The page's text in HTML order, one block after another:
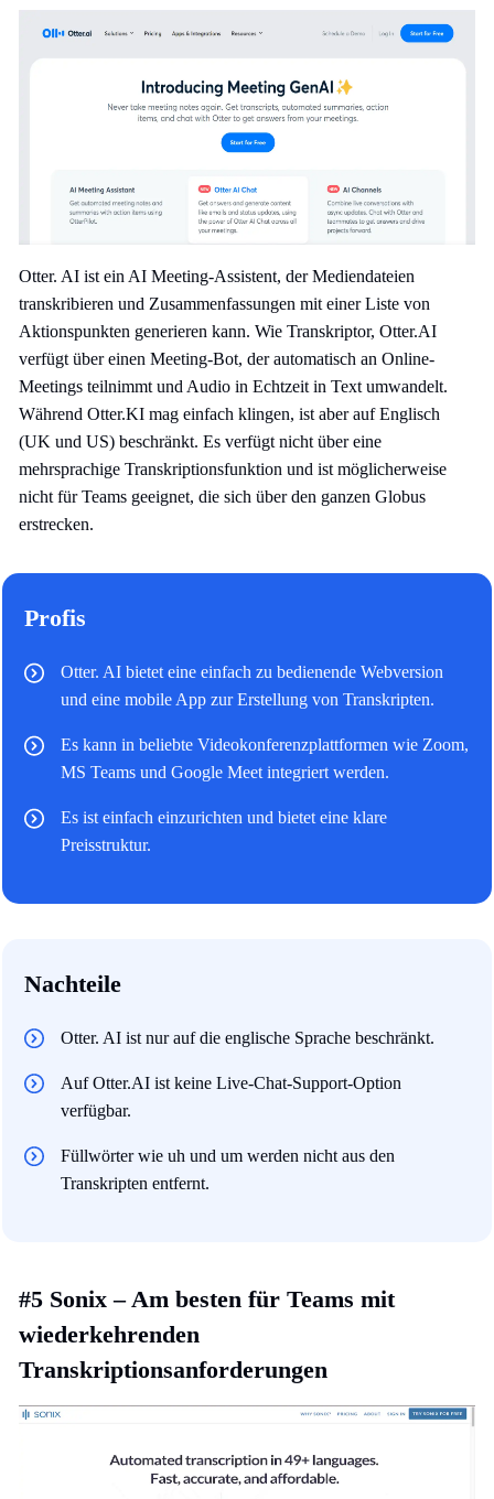
Otter. AI ist ein AI Meeting-Assistent, der Mediendateien
transkribieren und Zusammenfassungen mit einer Liste von
Aktionspunkten generieren kann. Wie Transkriptor, Otter.AI
verfügt über einen Meeting-Bot, der automatisch an Online-
Meetings teilnimmt und Audio in Echtzeit in Text umwandelt.
Während Otter.KI mag einfach klingen, ist aber auf Englisch
(UK und US) beschränkt. Es verfügt nicht über eine
mehrsprachige Transkriptionsfunktion und ist möglicherweise
nicht für Teams geeignet, die sich über den ganzen Globus
erstrecken.
Profis
Otter. AI bietet eine einfach zu bedienende Webversion
und eine mobile App zur Erstellung von Transkripten.
Es kann in beliebte Videokonferenzplattformen wie Zoom,
MS Teams und Google Meet integriert werden.
Es ist einfach einzurichten und bietet eine klare
Preisstruktur.
Nachteile
Otter. AI ist nur auf die englische Sprache beschränkt.
Auf Otter.AI ist keine Live-Chat-Support-Option
verfügbar.
Füllwörter wie uh und um werden nicht aus den
Transkripten entfernt.
#5 Sonix – Am besten für Teams mit
wiederkehrenden
Transkriptionsanforderungen